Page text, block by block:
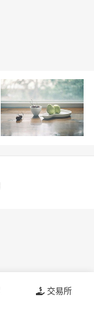
交易所